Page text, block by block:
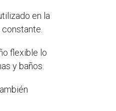
en la
flexible lo
y baños.